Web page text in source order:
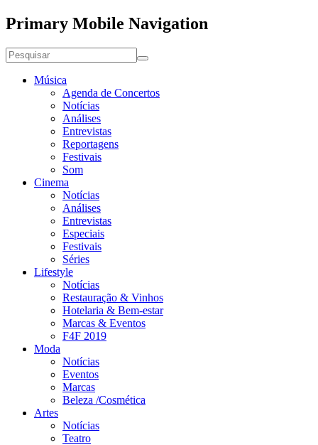
Primary Mobile Navigation
Música
Agenda de Concertos
Notícias
Análises
Entrevistas
Reportagens
Festivais
Som
Cinema
Notícias
Análises
Entrevistas
Especiais
Festivais
Séries
Lifestyle
Notícias
Restauração & Vinhos
Hotelaria & Bem-estar
Marcas & Eventos
F4F 2019
Moda
Notícias
Eventos
Marcas
Beleza /Cosmética
Artes
Notícias
Teatro